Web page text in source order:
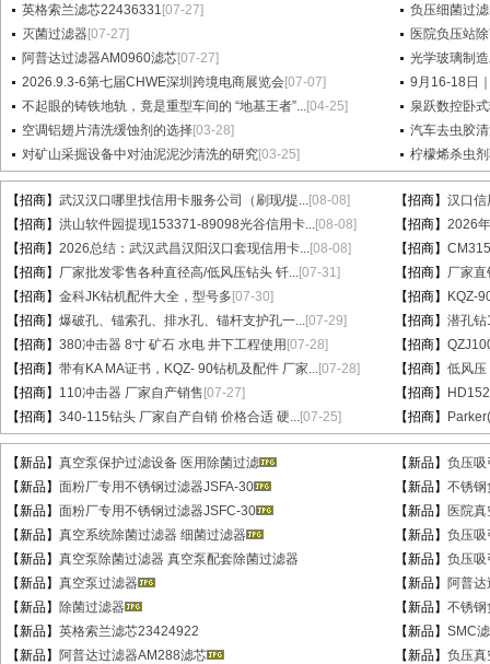
英格索兰滤芯22436331 [07-27]
负压细菌过
灭菌过滤器[07-27]
医院负压站
阿普达过滤器AM0960滤芯[07-27]
光学玻璃制
2026.9.3-6第七届CHWE深圳跨境电商展览会[07-07]
9月16-18日
不起眼的铸铁地轨，竟是重型车间的 “地基王者”...[04-25]
泉跃数控卧
空调铝翅片清洗缓蚀剂的选择[03-28]
汽车去虫胶
对矿山采掘设备中对油泥泥沙清洗的研究[03-25] 柠檬烯杀虫
【招商】 武汉汉口哪里找信用卡服务公司（刷现/提...[08-08] 【招商】 汉口信
【招商】 洪山软件园提现153371-89098光谷信用卡...[08-08] 【招商】 2026
【招商】 2026总结：武汉武昌汉阳汉口套现信用卡...[08-08] 【招商】
【招商】 厂家批发零售各种直径高/低风压钻头 钎...[07-31] 【招商】 厂家
【招商】 金科JK钻机配件大全，型号多 [07-30] 【招商】
KQZ-
【招商】 爆破孔、锚索孔、排水孔、锚杆支护孔一...[07-29] 【招商】 潜孔钻
【招商】 380冲击器 8寸 矿石 水电 井下工程使用 [07-28] 【招商】
【招商】 带有KA MA证书，KQZ- 90钻机及配件 厂家...[07-28] 【招商】 低风压
【招商】 110冲击器 厂家自产销售 [07-27] 【招商】
【招商】 340-115钻头 厂家自产自销 价格合适 硬...[07-25] 【招商】
【新品】 真空泵保护过滤设备 医用除菌过滤 【新品】 负压吸
【新品】 面粉厂专用不锈钢过滤器JSFA-30 【新品】 不锈钢
【新品】 面粉厂专用不锈钢过滤器JSFC-30 【新品】
医院
【新品】 真空系统除菌过滤器 细菌过滤器 【新品】 负压吸
【新品】 真空泵除菌过滤器 真空泵配套除菌过滤器 【新品】 负压吸
【新品】 真空泵过滤器 【新品】 阿普
【新品】 除菌过滤器 【新品】 不锈钢
【新品】 英格索兰滤芯23424922 【新品】 SMC
【新品】 阿普达过滤器AM288滤芯 【新品】 负压真